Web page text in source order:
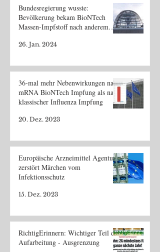
Bundesregierung wusste:
Bevölkerung bekam BioNTech
Massen-Impfstoff nach anderem
26. Jan. 2024
36-mal mehr Nebenwirkungen nach
mRNA BioNTech Impfung als nach
klassischer Influenza Impfung
20. Dez. 2023
Europäische Arzneimittel Agentur
zerstört Märchen vom
Infektionsschutz
15. Dez. 2023
RichtigErinnern: Wichtiger Teil der
Aufarbeitung - Ausgrenzung